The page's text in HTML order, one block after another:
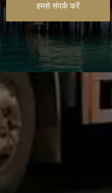
हमसे संपर्क करें